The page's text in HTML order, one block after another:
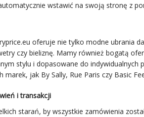
wstawić na swoją stronę z
oferuje nie tylko modne ubrania
czy bieliznę. Mamy również bogatą
stylu i dopasowane do
marek, jak By Sally, Rue Paris czy Basic
i transakcji
starań, by wszystkie zamówienia